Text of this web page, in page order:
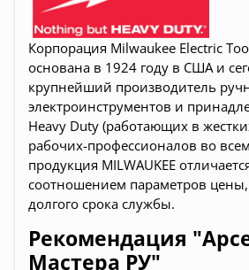
Корпорация Milwaukee Electric
основана в 1924 году в США и
крупнейший производитель
электроинструментов и
Heavy Duty (работающих в
рабочих-профессионалов во
продукция MILWAUKEE
соотношением параметров цены,
долгого срока службы.
Рекомендация
Мастера РУ"